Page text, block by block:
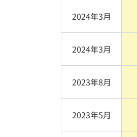
2024年3月
2024年3月
2023年8月
2023年5月